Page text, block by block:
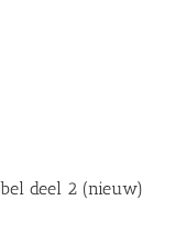
deel 2 (nieuw)